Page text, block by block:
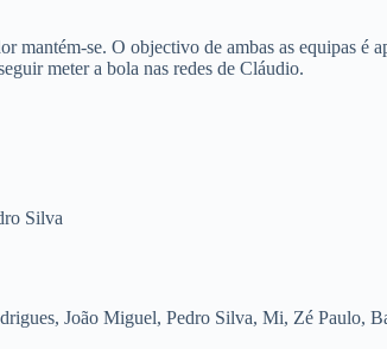
mantém-se. O objectivo de ambas as equipas
meter a bola nas redes de Cláudio.
Silva
João Miguel, Pedro Silva, Mi, Zé Paulo,